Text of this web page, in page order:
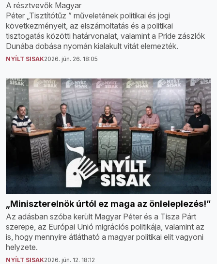
A résztvevők Magyar
Péter „Tisztítótűz ” műveletének politikai és jogi
következményeit, az elszámoltatás és a politikai
tisztogatás közötti határvonalat, valamint a Pride zászlók
Dunába dobása nyomán kialakult vitát elemezték.
NYÍLT SISAK2026. jún. 26. 18:05
„Miniszterelnök úrtól ez maga az önleleplezés!”
Az adásban szóba került Magyar Péter és a Tisza Párt
szerepe, az Európai Unió migrációs politikája, valamint az
is, hogy mennyire átlátható a magyar politikai elit vagyoni
helyzete.
NYÍLT SISAK2026. jún. 12. 18:12